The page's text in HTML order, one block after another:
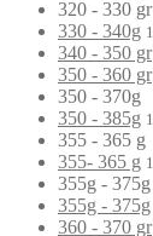
320 - 330 gr
330 - 340g 1
340 - 350 gr
350 - 360 gr
350 - 370g
350 - 385g 1
355 - 365 g
355- 365 g 1
355g - 375g
355g - 375g
360 - 370 gr